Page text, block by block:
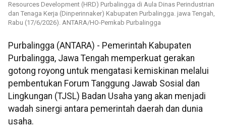
Resources Development (HRD) Purbalingga di Aula Dinas Perindustrian
dan Tenaga Kerja (Dinperinnaker) Kabupaten Purbalingga. jawa Tengah,
Rabu (17/6/2026). ANTARA/HO-Pemkab Purbalingga
Purbalingga (ANTARA) - Pemerintah Kabupaten
Purbalingga, Jawa Tengah memperkuat gerakan
gotong royong untuk mengatasi kemiskinan melalui
pembentukan Forum Tanggung Jawab Sosial dan
Lingkungan (TJSL) Badan Usaha yang akan menjadi
wadah sinergi antara pemerintah daerah dan dunia
usaha.